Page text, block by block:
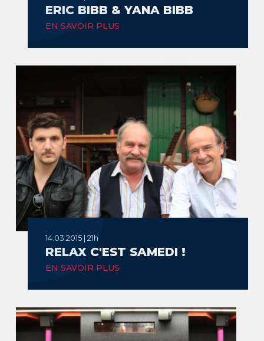
ERIC BIBB & YANA BIBB
EN SAVOIR PLUS
14.03.2015 | 21h
RELAX C'EST SAMEDI !
EN SAVOIR PLUS